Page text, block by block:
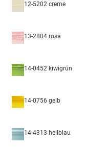
12-5202 creme
13-2804 rosa
14-0452 kiwigrün
14-0756 gelb
14-4313 hellblau